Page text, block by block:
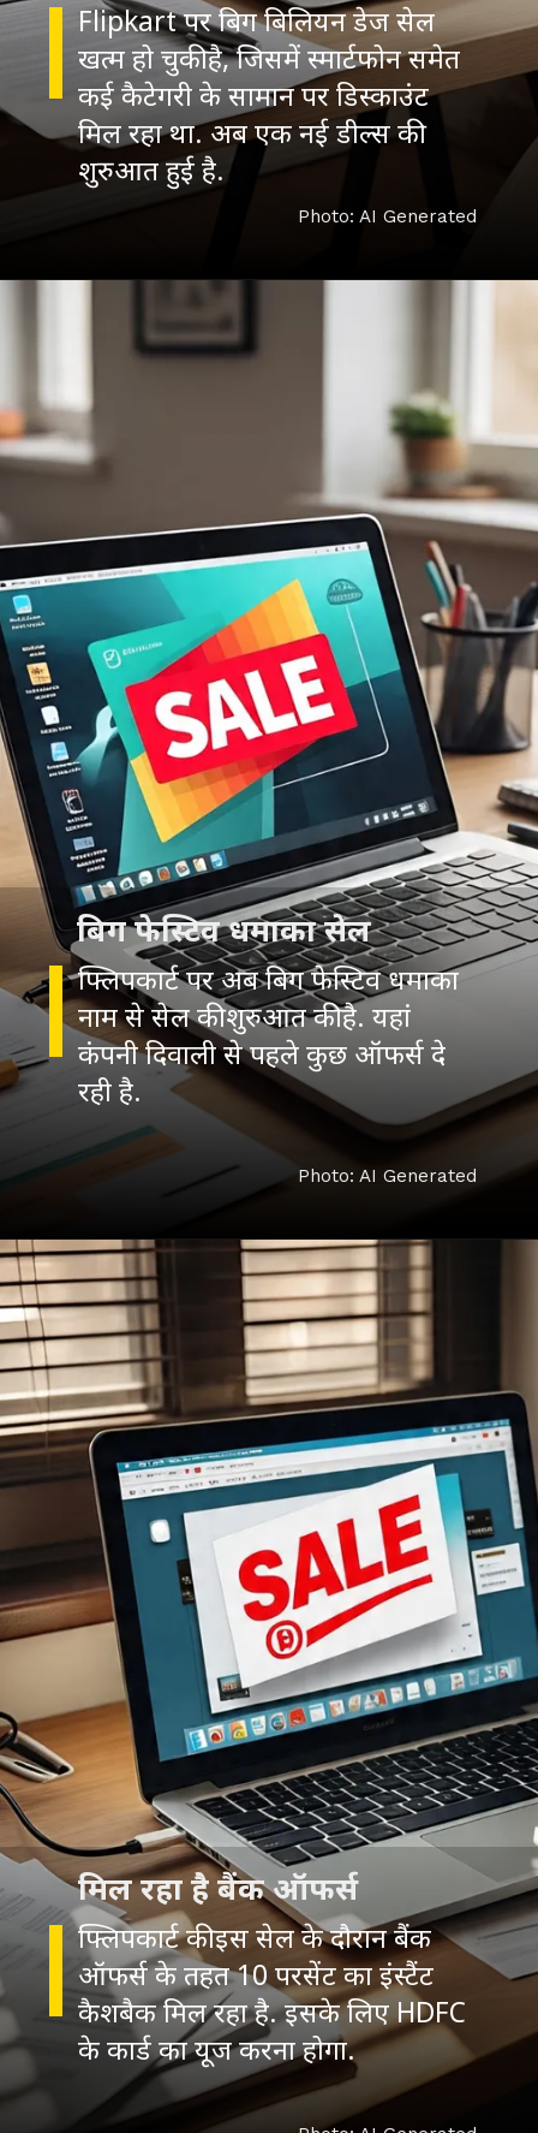
Flipkart पर बिग बिलियन डेज सेल
खत्म हो चुकी है, जिसमें स्मार्टफोन समेत
कई कैटेगरी के सामान पर डिस्काउंट
मिल रहा था. अब एक नई डील्स की
Photo: AI Generated
फ्लिपकार्ट पर अब बिग फेस्टिव धमाका
नाम से सेल की शुरुआत की है. यहां
कंपनी दिवाली से पहले कुछ ऑफर्स दे
बिग फेस्टिव धमाका सेल
Photo: AI Generated
फ्लिपकार्ट की इस सेल के दौरान बैंक
ऑफर्स के तहत 10 परसेंट का इंस्टैंट
कैशबैक मिल रहा है. इसके लिए HDFC
के कार्ड का यूज करना होगा.
मिल रहा है बैंक ऑफर्स